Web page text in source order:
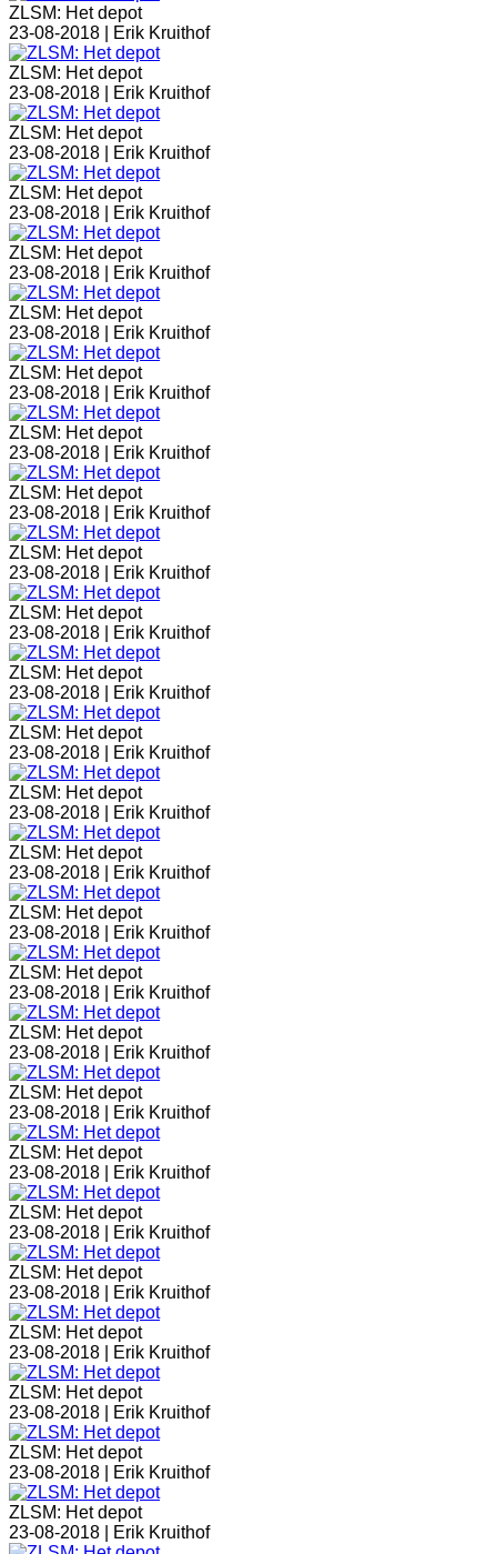
ZLSM: Het depot
23-08-2018 |
Erik Kruithof
ZLSM: Het depot
23-08-2018 |
Erik Kruithof
ZLSM: Het depot
23-08-2018 |
Erik Kruithof
ZLSM: Het depot
23-08-2018 |
Erik Kruithof
ZLSM: Het depot
23-08-2018 |
Erik Kruithof
ZLSM: Het depot
23-08-2018 |
Erik Kruithof
ZLSM: Het depot
23-08-2018 |
Erik Kruithof
ZLSM: Het depot
23-08-2018 |
Erik Kruithof
ZLSM: Het depot
23-08-2018 |
Erik Kruithof
ZLSM: Het depot
23-08-2018 |
Erik Kruithof
ZLSM: Het depot
23-08-2018 |
Erik Kruithof
ZLSM: Het depot
23-08-2018 |
Erik Kruithof
ZLSM: Het depot
23-08-2018 |
Erik Kruithof
ZLSM: Het depot
23-08-2018 |
Erik Kruithof
ZLSM: Het depot
23-08-2018 |
Erik Kruithof
ZLSM: Het depot
23-08-2018 |
Erik Kruithof
ZLSM: Het depot
23-08-2018 |
Erik Kruithof
ZLSM: Het depot
23-08-2018 |
Erik Kruithof
ZLSM: Het depot
23-08-2018 |
Erik Kruithof
ZLSM: Het depot
23-08-2018 |
Erik Kruithof
ZLSM: Het depot
23-08-2018 |
Erik Kruithof
ZLSM: Het depot
23-08-2018 |
Erik Kruithof
ZLSM: Het depot
23-08-2018 |
Erik Kruithof
ZLSM: Het depot
23-08-2018 |
Erik Kruithof
ZLSM: Het depot
23-08-2018 |
Erik Kruithof
ZLSM: Het depot
23-08-2018 |
Erik Kruithof